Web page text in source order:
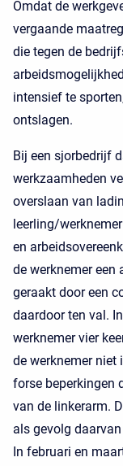
Omdat de
vergaande
die tegen de
intensief te
ontslagen.
Bij een sjorbedrijf
werkzaamheden
overslaan van
leerling/
en
de werknemer
geraakt door een
daardoor ten val.
werknemer vier
de werknemer niet
forse beperkingen
van de linkerarm.
als gevolg
In februari en